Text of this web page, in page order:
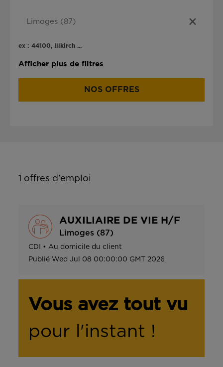
ex : 44100, Illkirch ...
Afficher plus de filtres
NOS OFFRES
1 offres d'emploi
AUXILIAIRE DE VIE H/F
Limoges (87)
CDI • Au domicile du client
Publié Wed Jul 08 00:00:00 GMT 2026
Vous avez tout vu
pour l'instant !